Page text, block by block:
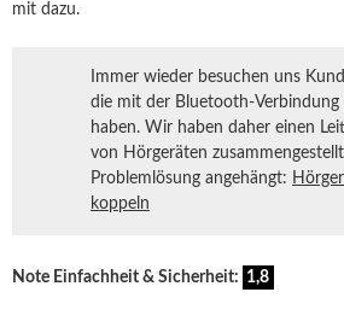
mit dazu.
Immer wieder besuchen uns
die mit der Bluetooth-Verbindung
haben. Wir haben daher einen
von Hörgeräten
Problemlösung angehängt:
koppeln
Note Einfachheit & Sicherheit: 1,8